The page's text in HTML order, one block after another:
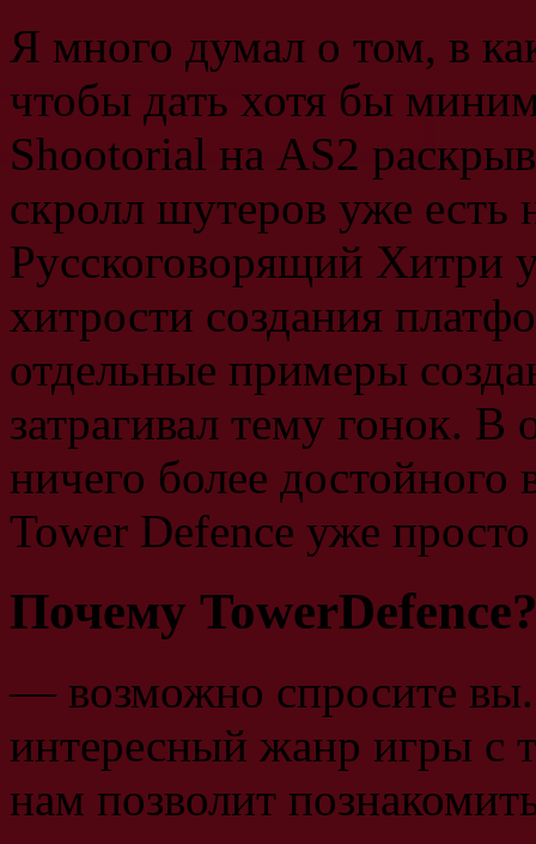
Я много думал о том, в
чтобы дать хотя бы
Shootorial на AS2
скролл шутеров уже
Русскоговорящий Хитри
хитрости создания
отдельные примеры
затрагивал тему гонок.
ничего более
Tower Defence уже
Почему
— возможно спросите вы.
интересный жанр игры с
нам позволит